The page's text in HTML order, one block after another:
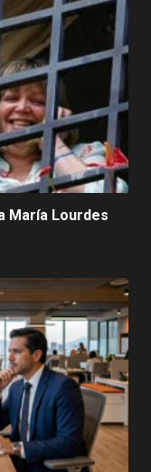
María Lourdes